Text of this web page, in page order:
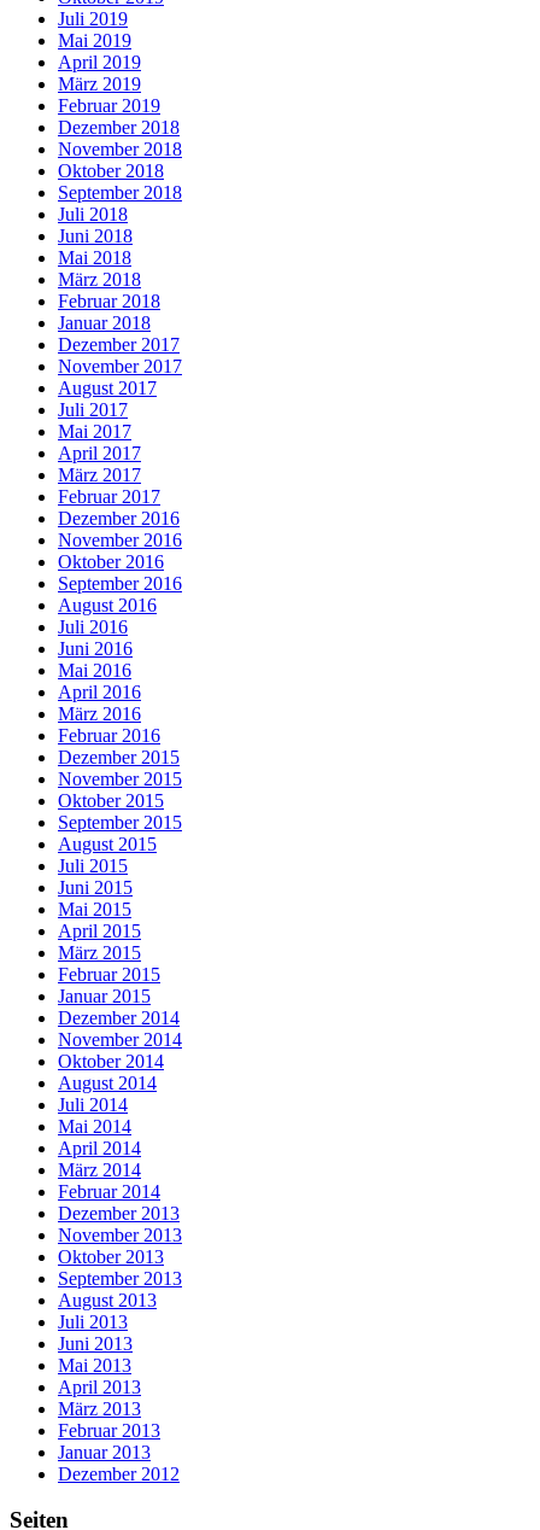
Juli 2019
Mai 2019
April 2019
März 2019
Februar 2019
Dezember 2018
November 2018
Oktober 2018
September 2018
Juli 2018
Juni 2018
Mai 2018
März 2018
Februar 2018
Januar 2018
Dezember 2017
November 2017
August 2017
Juli 2017
Mai 2017
April 2017
März 2017
Februar 2017
Dezember 2016
November 2016
Oktober 2016
September 2016
August 2016
Juli 2016
Juni 2016
Mai 2016
April 2016
März 2016
Februar 2016
Dezember 2015
November 2015
Oktober 2015
September 2015
August 2015
Juli 2015
Juni 2015
Mai 2015
April 2015
März 2015
Februar 2015
Januar 2015
Dezember 2014
November 2014
Oktober 2014
August 2014
Juli 2014
Mai 2014
April 2014
März 2014
Februar 2014
Dezember 2013
November 2013
Oktober 2013
September 2013
August 2013
Juli 2013
Juni 2013
Mai 2013
April 2013
März 2013
Februar 2013
Januar 2013
Dezember 2012
Seiten